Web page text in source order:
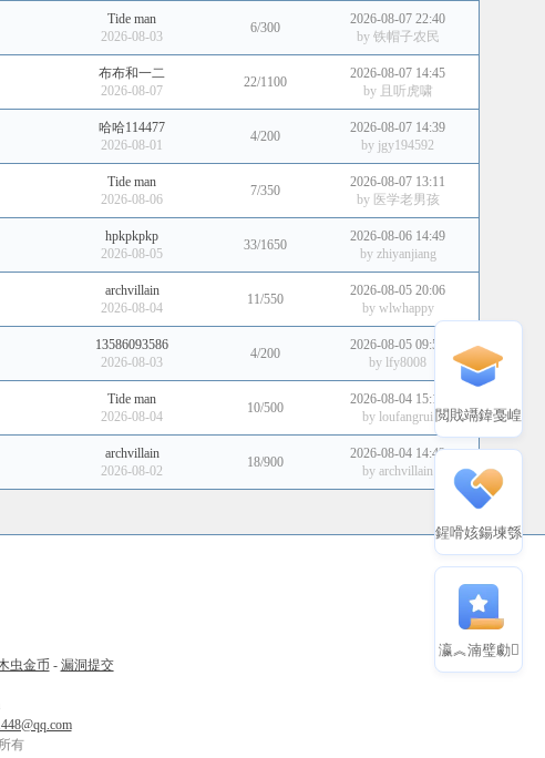
Tide man
2026-08-03
6/300
2026-08-07 22:40
by 铁帽子农民
布布和一二
2026-08-07
22/1100
2026-08-07 14:45
by 且听虎啸
哈哈114477
2026-08-01
4/200
2026-08-07 14:39
by jgy194592
Tide man
2026-08-06
7/350
2026-08-07 13:11
by 医学老男孩
hpkpkpkp
2026-08-05
33/1650
2026-08-06 14:49
by zhiyanjiang
archvillain
2026-08-04
11/550
2026-08-05 20:06
by wlwhappy
13586093586
2026-08-03
4/200
2026-08-05 09:59
by lfy8008
Tide man
2026-08-04
10/500
2026-08-04 15:10
by loufangrui
archvillain
2026-08-02
18/900
2026-08-04 14:42
by archvillain
虫金币 - 漏洞提交
有
閲戝竵鍏戞崲
鍟嗗姟鍚堜綔
瀛︽湳璧勮